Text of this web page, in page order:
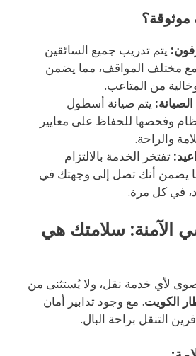
يتم تدريب جميع السائقين
مختلف المواقف، مما يضمن
من المتاعب.
يتم صيانة أسطول
وفحصها للحفاظ على معايير
والراحة.
تفتخر الخدمة بالالتزام
يضمن أنك تصل إلى وجهتك في
في كل مرة.
الآمنة: سلامتك هي
لأي خدمة نقل، ولا يُستثنى من
الكويت. مع وجود تدابير أمان
التنقل براحة البال.